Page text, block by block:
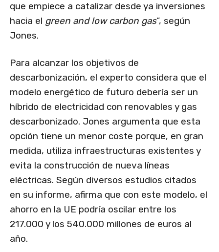
que empiece a catalizar desde ya inversiones
hacia el green and low carbon gas”, según
Jones.
Para alcanzar los objetivos de
descarbonización, el experto considera que el
modelo energético de futuro debería ser un
híbrido de electricidad con renovables y gas
descarbonizado. Jones argumenta que esta
opción tiene un menor coste porque, en gran
medida, utiliza infraestructuras existentes y
evita la construcción de nueva líneas
eléctricas. Según diversos estudios citados
en su informe, afirma que con este modelo, el
ahorro en la UE podría oscilar entre los
217.000 y los 540.000 millones de euros al
año.